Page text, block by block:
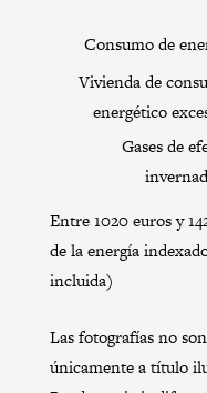
Consumo de
Vivienda de
energético
Gases de
Entre 1020 euros y
de la energía
incluida)
Las fotografías no
únicamente a título